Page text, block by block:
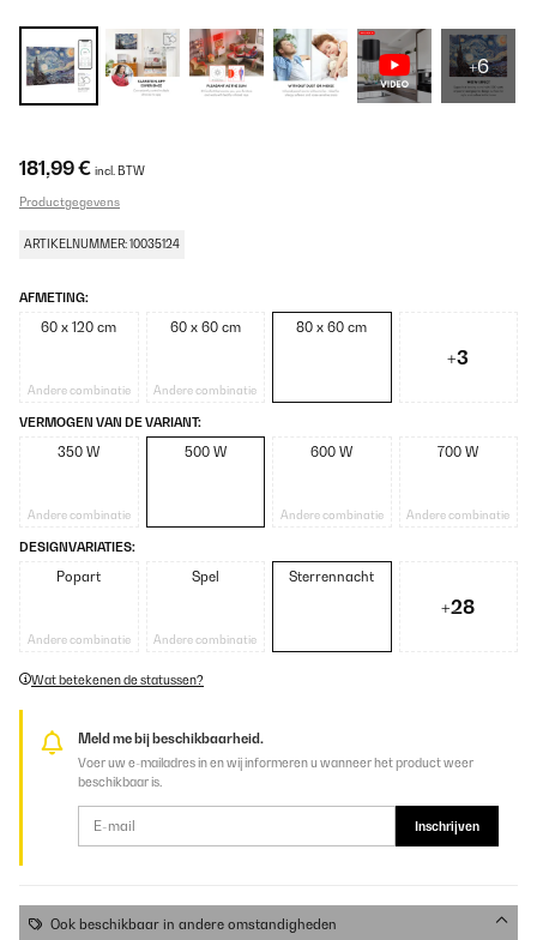
+6
181,99 € incl. BTW
Productgegevens
ARTIKELNUMMER: 10035124
AFMETING:
60 x 120 cm
Andere combinatie
60 x 60 cm
Andere combinatie
80 x 60 cm
+3
VERMOGEN VAN DE VARIANT:
350 W
Andere combinatie
500 W 600 W
Andere combinatie
700 W
Andere combinatie
DESIGNVARIATIES:
Popart
Andere combinatie
Spel
Andere combinatie
Sterrennacht
+28
Wat betekenen de statussen?
Meld me bij beschikbaarheid.
Voer uw e-mailadres in en wij informeren u wanneer het product weer
beschikbaar is.
Inschrijven
Ook beschikbaar in andere omstandigheden